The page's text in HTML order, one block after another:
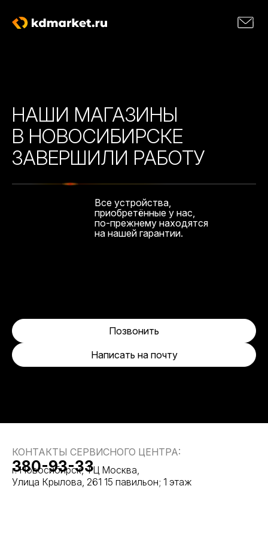
НАШИ МАГАЗИНЫ
В НОВОСИБИРСКЕ
ЗАВЕРШИЛИ РАБОТУ
Все устройства,
приобретённые у нас,
по-прежнему находятся
на нашей гарантии.
Написать на почту
Позвонить
КОНТАКТЫ СЕРВИСНОГО ЦЕНТРА:
г. Новосибирск, ТЦ Москва,
Улица Крылова, 261 15 павильон; 1 этаж
380-93-33